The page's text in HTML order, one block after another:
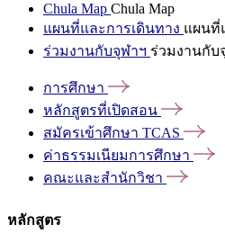
Chula Map Chula Map
แผนที่และการเดินทาง แผนที่
ร่วมงานกับจุฬาฯ ร่วมงานกับ
การศึกษา
หลักสูตรที่เปิดสอน
สมัครเข้าศึกษา TCAS
ค่าธรรมเนียมการศึกษา
คณะและสำนักวิชา
หลักสูตร